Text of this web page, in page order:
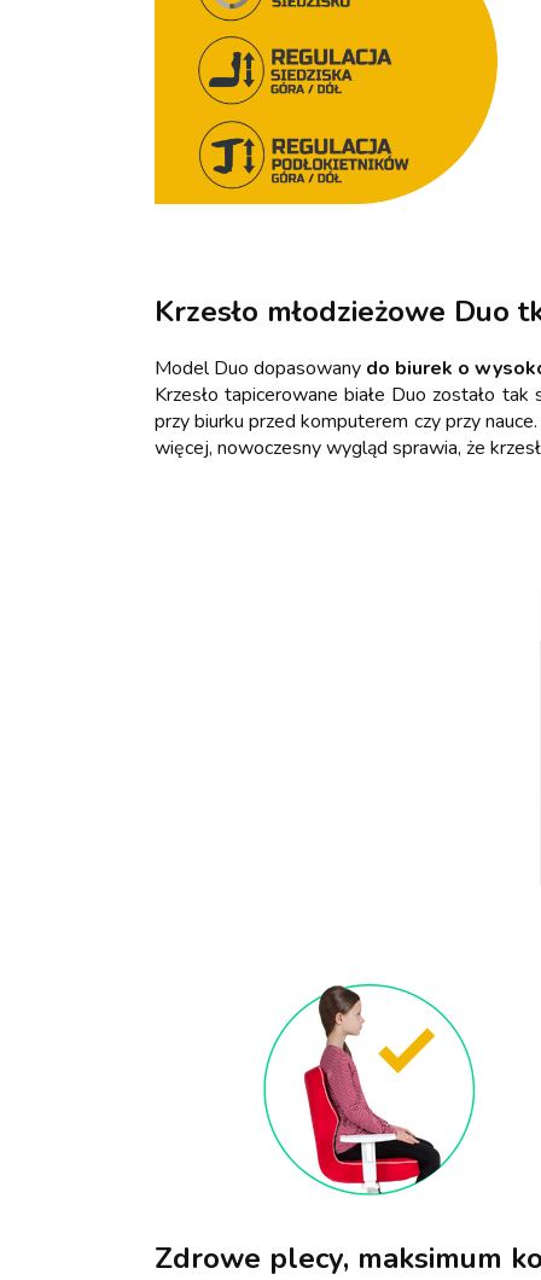
Krzesło młodzieżowe Duo
Model Duo dopasowany do biurek o
Krzesło tapicerowane białe Duo zostało
przy biurku przed komputerem czy przy
więcej, nowoczesny wygląd sprawia, że
Zdrowe plecy, maksimum